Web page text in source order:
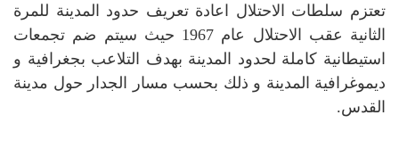
تعتزم سلطات الاحتلال اعادة تعريف حدود المدينة للمرة
الثانية عقب الاحتلال عام 1967 حيث سيتم ضم تجمعات
استيطانية كاملة لحدود المدينة بهدف التلاعب بجغرافية و
ديموغرافية المدينة و ذلك بحسب مسار الجدار حول مدينة
القدس.